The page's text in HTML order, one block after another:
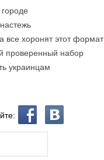
все хоронят этот формат
проверенный набор
украинцам